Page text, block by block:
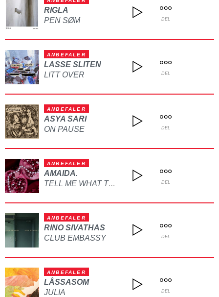
RIGLA
PEN SØM
DEL
ANBEFALER
LASSE SLITEN
LITT OVER
DEL
ANBEFALER
ASYA SARI
ON PAUSE
DEL
ANBEFALER
AMAIDA.
TELL ME WHAT TO DO DEL
ANBEFALER
RINO SIVATHAS
CLUB EMBASSY
DEL
ANBEFALER
LÅSSASOM
JULIA
DEL